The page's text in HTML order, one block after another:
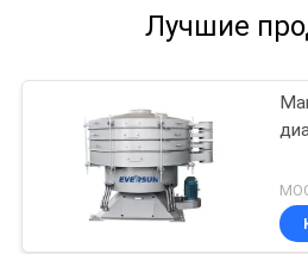
Лучшие